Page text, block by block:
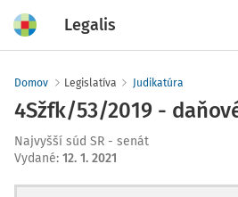
Legalis
Domov Legislatíva Judikatúra
4Sžfk/53/2019 -
Najvyšší súd SR - senát
Vydané: 12. 1. 2021